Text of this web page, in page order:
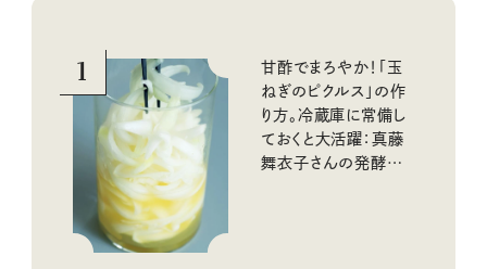
1
甘酢でまろやか！「玉
ねぎのピクルス」の作
り方。冷蔵庫に常備し
ておくと大活躍：真藤
舞衣子さんの発酵と